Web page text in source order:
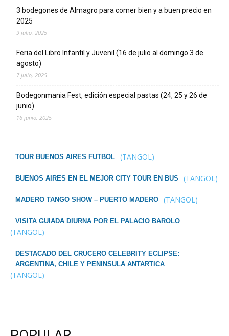
3 bodegones de Almagro para comer bien y a buen precio en
2025
9 julio, 2025
Feria del Libro Infantil y Juvenil (16 de julio al domingo 3 de
agosto)
7 julio, 2025
Bodegonmania Fest, edición especial pastas (24, 25 y 26 de
junio)
16 junio, 2025
TOUR BUENOS AIRES FUTBOL (TANGOL)
BUENOS AIRES EN EL MEJOR CITY TOUR EN BUS (TANGOL)
MADERO TANGO SHOW – PUERTO MADERO (TANGOL)
VISITA GUIADA DIURNA POR EL PALACIO BAROLO
(TANGOL)
DESTACADO DEL CRUCERO CELEBRITY ECLIPSE:
ARGENTINA, CHILE Y PENINSULA ANTARTICA
(TANGOL)